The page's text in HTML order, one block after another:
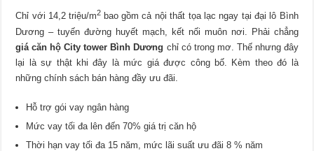
Chỉ với 14,2 triệu/m2 bao gồm cả nội thất tọa lạc ngay tại đại lô Bình
Dương – tuyến đường huyết mạch, kết nối muôn nơi. Phải chẳng
giá căn hộ City tower Bình Dương chỉ có trong mơ. Thế nhưng đây
lại là sự thật khi đây là mức giá được công bố. Kèm theo đó là
những chính sách bán hàng đầy ưu đãi.
Hỗ trợ gói vay ngân hàng
Mức vay tối đa lên đến 70% giá trị căn hộ
Thời hạn vay tối đa 15 năm, mức lãi suất ưu đãi 8 % năm